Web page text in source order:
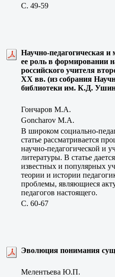
C. 49-59
Научно-педагогическая и
ее роль в формировании
российского учителя
XX вв. (из собрания
библиотеки им. К.Д.
Гончаров М.А.
Goncharov M.A.
В широком социально-
статье рассматривается
научно-педагогической и
литературы. В статье
известных и популярных
теории и истории
проблемы, являющиеся
педагогов настоящего.
C. 60-67
Эволюция понимания
Мелентьева Ю.П.